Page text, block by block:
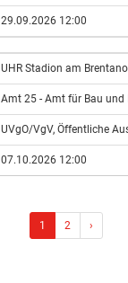
29.09.2026 12:00
UHR Stadion am
Amt 25 - Amt für Bau und
UVgO/VgV, Öffentliche
07.10.2026 12:00
1 2 ›